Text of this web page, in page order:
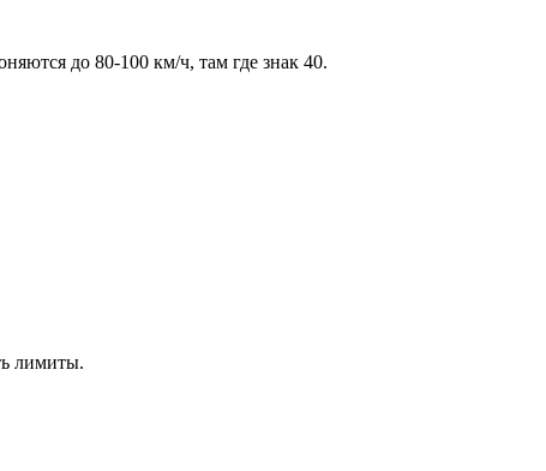
до 80-100 км/ч, там где знак 40.
лимиты.